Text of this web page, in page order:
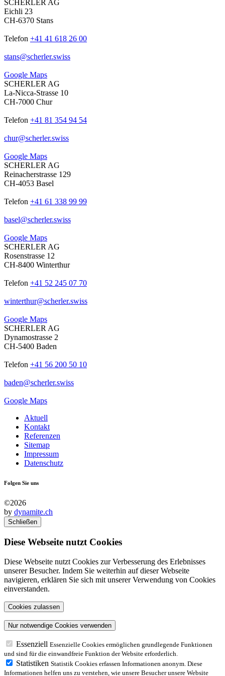
SCHERLER AG
Eichli 23
CH-6370 Stans
Telefon +41 41 618 26 00
stans@scherler.swiss
Google Maps
SCHERLER AG
La-Nicca-Strasse 10
CH-7000 Chur
Telefon +41 81 354 94 54
chur@scherler.swiss
Google Maps
SCHERLER AG
Reinacherstrasse 129
CH-4053 Basel
Telefon +41 61 338 99 99
basel@scherler.swiss
Google Maps
SCHERLER AG
Rosenstrasse 12
CH-8400 Winterthur
Telefon +41 52 245 07 70
winterthur@scherler.swiss
Google Maps
SCHERLER AG
Dynamostrasse 2
CH-5400 Baden
Telefon +41 56 200 50 10
baden@scherler.swiss
Google Maps
Aktuell
Kontakt
Referenzen
Sitemap
Impressum
Datenschutz
Folgen Sie uns
©2026
by dynamite.ch
Schließen
Diese Webseite nutzt Cookies
Diese Webseite nutzt Cookies zur Verbesserung des Erlebnisses
unserer Besucher. Indem Sie weiterhin auf dieser Webseite
navigieren, erklären Sie sich mit unserer Verwendung von Cookies
einverstanden.
Essenziell Essenzielle Cookies ermöglichen grundlegende Funktionen
und sind für die einwandfreie Funktion der Website erforderlich.
Statistiken Statistik Cookies erfassen Informationen anonym. Diese
Informationen helfen uns zu verstehen, wie unsere Besucher unsere Website